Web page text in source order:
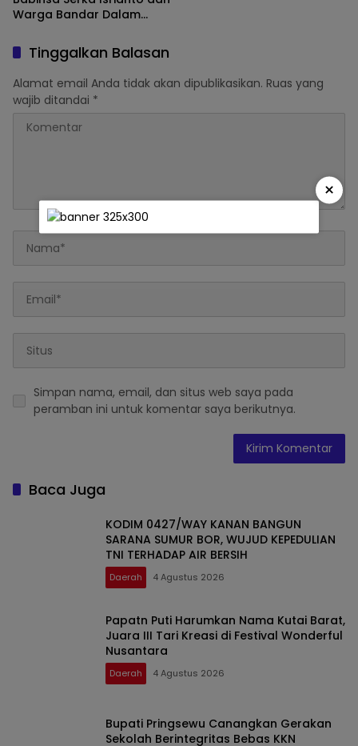
Warga Bandar Dalam
MassalTinggalkan Balasan
Alamat email Anda tidak akan dipublikasikan. Ruas yang
wajib ditandai *
Simpan nama, email, dan situs web saya pada
peramban ini untuk komentar saya berikutnya.
Baca Juga
KODIM 0427/WAY KANAN BANGUN
SARANA SUMUR BOR, WUJUD KEPEDULIAN
TNI TERHADAP AIR BERSIH
Daerah 4 Agustus 2026
Papatn Puti Harumkan Nama Kutai Barat,
Juara III Tari Kreasi di Festival Wonderful
Nusantara
Daerah 4 Agustus 2026
Bupati Pringsewu Canangkan Gerakan
Sekolah Berintegritas Bebas KKN
×